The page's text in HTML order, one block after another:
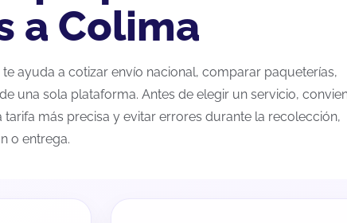
a Colima
ayuda a cotizar envío nacional, comparar paqueterías,
una sola plataforma. Antes de elegir un servicio,
más precisa y evitar errores durante la recolección,
o entrega.